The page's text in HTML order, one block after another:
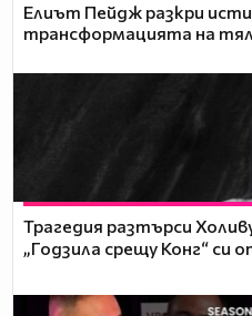
Елиът Пейдж разкри
трансформацията на
Трагедия разтърси
„Годзила срещу Конг“ си